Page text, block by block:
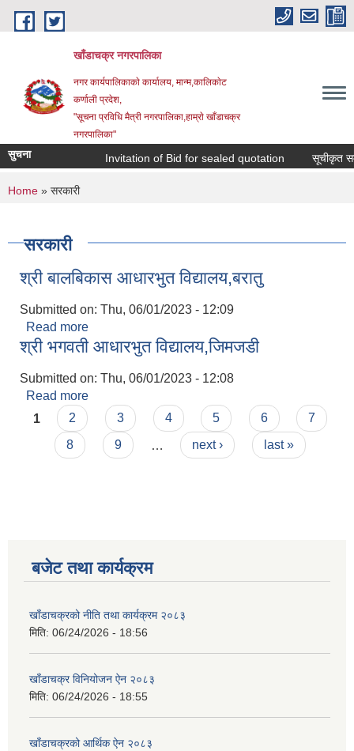
Skip to main content
खाँडाचक्र नगरपालिका
नगर कार्यपालिकाकाे कार्यालय, मान्म,कालिकाेट
क‍र्णाली प्रदेश,
"सूचना प्रविधि मैत्री नगरपालिका,हाम्राे खाँडाचक्र
नगरपालिका"
सुचना Invitation of Bid for sealed quotation सूचीकृत
You are here
Home » सरकारी
सरकारी
श्री बालबिकास आधारभुत विद्यालय,बरातु
Submitted on: Thu, 06/01/2023 - 12:09
Read more
श्री भगवती आधारभुत विद्यालय,जिमजडी
Submitted on: Thu, 06/01/2023 - 12:08
Read more
Pages
1 2 3 4 5 6
7
8
9 next › last »
बजेट तथा कार्यक्रम
खाँडाचक्रको नीति तथा कार्यक्रम २०८३
मिति: 06/24/2026 - 18:56
खाँडाचक्र विनियोजन ऐन २०८३
मिति: 06/24/2026 - 18:55
खाँडाचक्रको आर्थिक ऐन २०८३